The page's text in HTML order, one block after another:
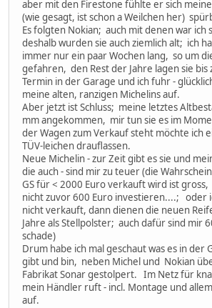
aber mit den Firestone fühlte er sich
(wie gesagt, ist schon a Weilchen her)
Es folgten Nokian; auch mit denen war ich
deshalb wurden sie auch ziemlich alt; ich
immer nur ein paar Wochen lang, so um
gefahren, den Rest der Jahre lagen sie bis
Termin in der Garage und ich fuhr -
meine alten, ranzigen Michelins auf.
Aber jetzt ist Schluss; meine letztes
mm angekommen, mir tun sie es im
der Wagen zum Verkauf steht möchte ich
TÜV-leichen drauflassen.
Neue Michelin - zur Zeit gibt es sie und
die auch - sind mir zu teuer (die
GS für < 2000 Euro verkauft wird ist
nicht zuvor 600 Euro investieren....; oder
nicht verkauft, dann dienen die neuen
Jahre als Stellpolster; auch dafür sind mir
schade)
Drum habe ich mal geschaut was es in der
gibt und bin, neben Michel und Nokian
Fabrikat Sonar gestolpert. Im Netz für
mein Händler ruft - incl. Montage und
auf.